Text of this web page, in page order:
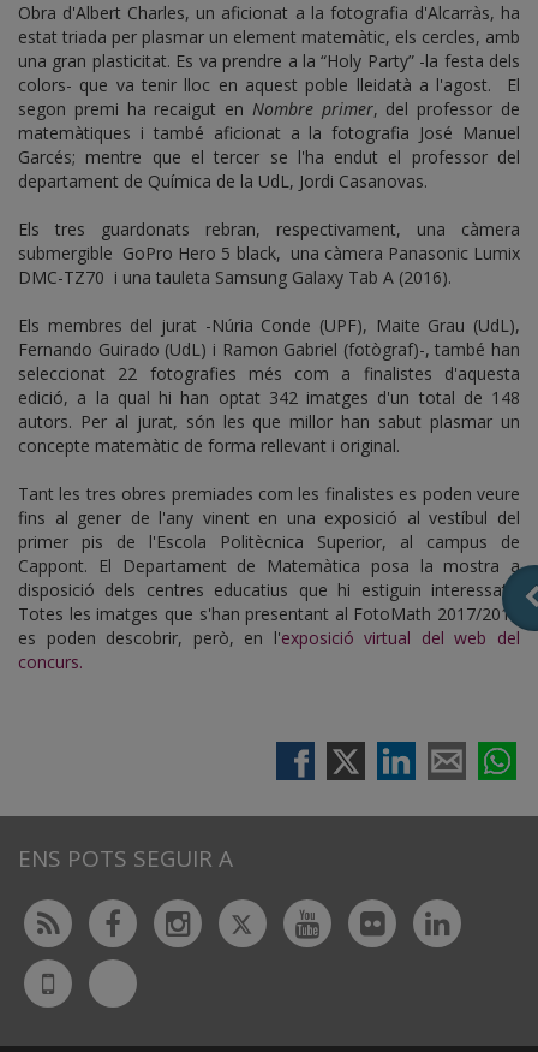
Obra d'Albert Charles, un aficionat a la fotografia d'Alcarràs, ha
estat triada per plasmar un element matemàtic, els cercles, amb
una gran plasticitat. Es va prendre a la “Holy Party” -la festa dels
colors- que va tenir lloc en aquest poble lleidatà a l'agost. El
segon premi ha recaigut en Nombre primer, del professor de
matemàtiques i també aficionat a la fotografia José Manuel
Garcés; mentre que el tercer se l'ha endut el professor del
departament de Química de la UdL, Jordi Casanovas.
Els tres guardonats rebran, respectivament, una càmera
submergible GoPro Hero 5 black, una càmera Panasonic Lumix
DMC-TZ70 i una tauleta Samsung Galaxy Tab A (2016).
Els membres del jurat -Núria Conde (UPF), Maite Grau (UdL),
Fernando Guirado (UdL) i Ramon Gabriel (fotògraf)-, també han
seleccionat 22 fotografies més com a finalistes d'aquesta
edició, a la qual hi han optat 342 imatges d'un total de 148
autors. Per al jurat, són les que millor han sabut plasmar un
concepte matemàtic de forma rellevant i original.
Tant les tres obres premiades com les finalistes es poden veure
fins al gener de l'any vinent en una exposició al vestíbul del
primer pis de l'Escola Politècnica Superior, al campus de
Cappont. El Departament de Matemàtica posa la mostra a
disposició dels centres educatius que hi estiguin interessats.
Totes les imatges que s'han presentant al FotoMath 2017/2018
es poden descobrir, però, en l'exposició virtual del web del
concurs.
ENS POTS SEGUIR A
Rss FacebookInstagram
TwitterYoutubeFlickr
UdL
App
Bluesky